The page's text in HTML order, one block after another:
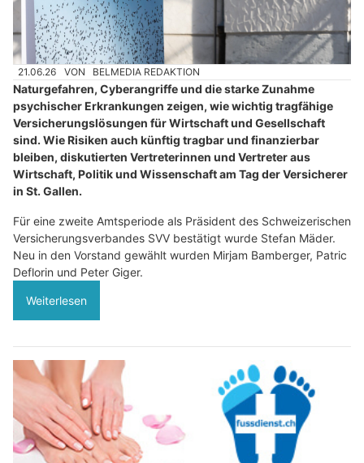
21.06.26 VON BELMEDIA REDAKTION
Naturgefahren, Cyberangriffe und die starke Zunahme
psychischer Erkrankungen zeigen, wie wichtig tragfähige
Versicherungslösungen für Wirtschaft und Gesellschaft
sind. Wie Risiken auch künftig tragbar und finanzierbar
bleiben, diskutierten Vertreterinnen und Vertreter aus
Wirtschaft, Politik und Wissenschaft am Tag der Versicherer
in St. Gallen.
Für eine zweite Amtsperiode als Präsident des Schweizerischen
Versicherungsverbandes SVV bestätigt wurde Stefan Mäder.
Neu in den Vorstand gewählt wurden Mirjam Bamberger, Patric
Deflorin und Peter Giger.
Weiterlesen